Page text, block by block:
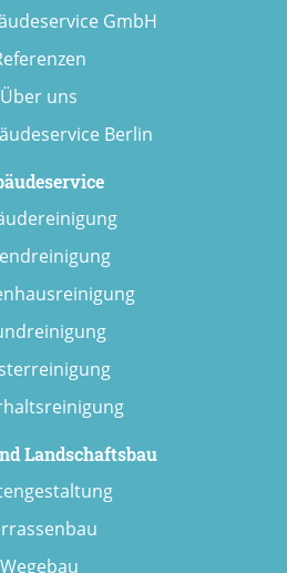
GmbH
Über uns
Berlin
Landschaftsbau
Wegebau